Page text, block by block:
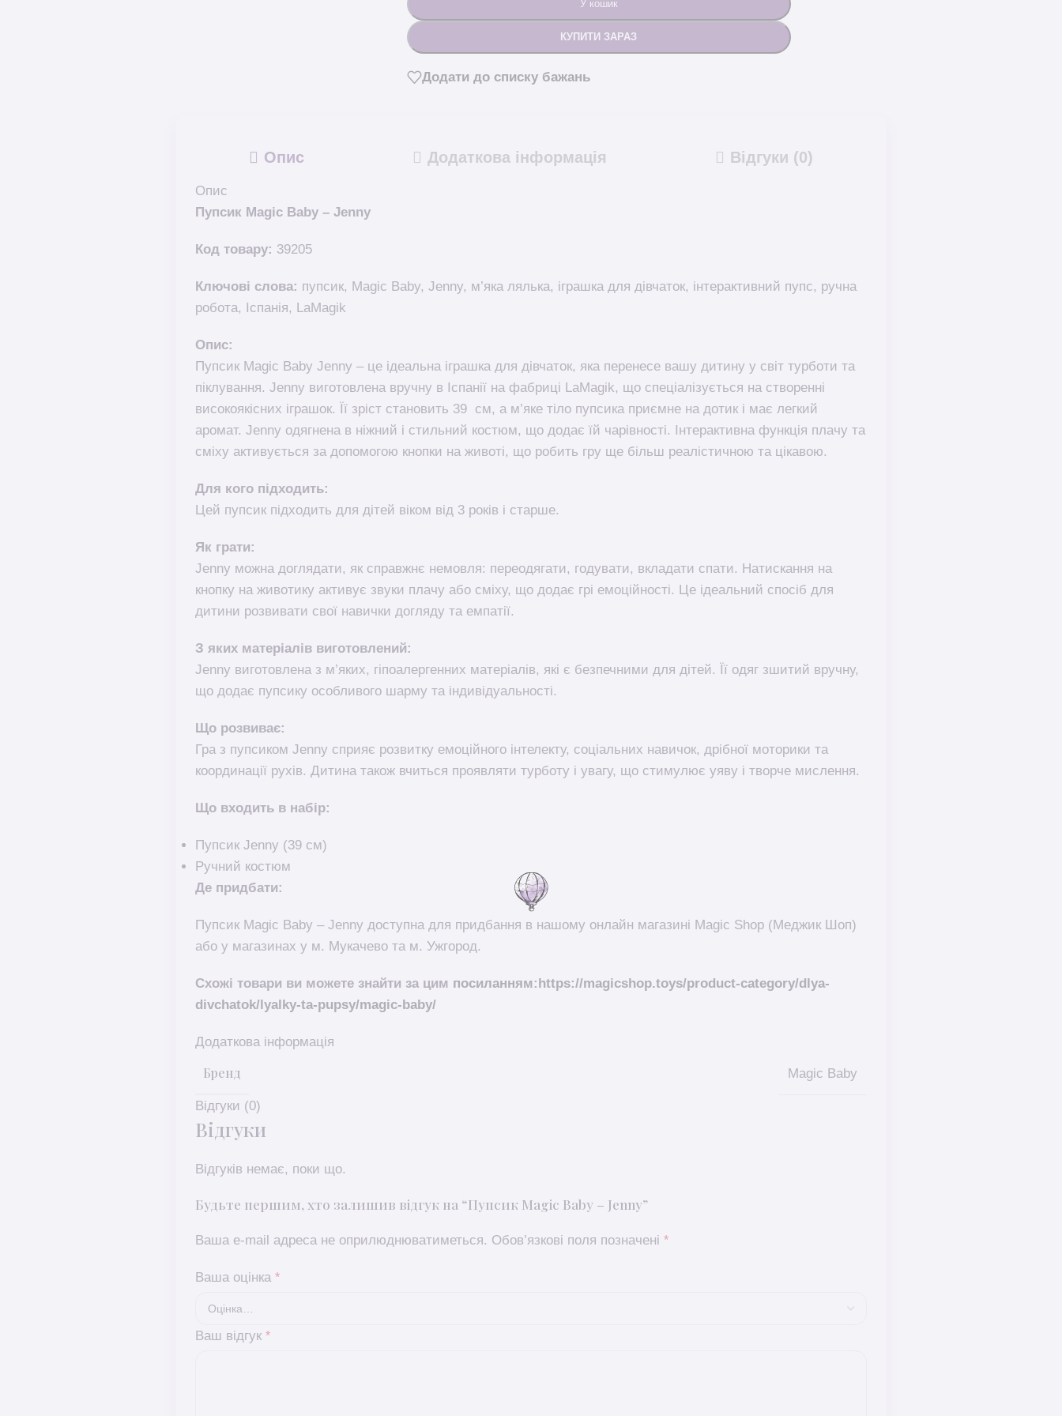
У кошик
КУПИТИ ЗАРАЗ
Додати до списку бажань
Опис Додаткова інформація Відгуки (0)
Опис
Пупсик Magic Baby – Jenny
Код товару: 39205
Ключові слова: пупсик, Magic Baby, Jenny, м’яка лялька, іграшка для дівчаток, інтерактивний пупс, ручна
робота, Іспанія, LaMagik
Опис:
Пупсик Magic Baby Jenny – це ідеальна іграшка для дівчаток, яка перенесе вашу дитину у світ турботи та
піклування. Jenny виготовлена вручну в Іспанії на фабриці LaMagik, що спеціалізується на створенні
високоякісних іграшок. Її зріст становить 39 см, а м’яке тіло пупсика приємне на дотик і має легкий
аромат. Jenny одягнена в ніжний і стильний костюм, що додає їй чарівності. Інтерактивна функція плачу та
сміху активується за допомогою кнопки на животі, що робить гру ще більш реалістичною та цікавою.
Для кого підходить:
Цей пупсик підходить для дітей віком від 3 років і старше.
Як грати:
Jenny можна доглядати, як справжнє немовля: переодягати, годувати, вкладати спати. Натискання на
кнопку на животику активує звуки плачу або сміху, що додає грі емоційності. Це ідеальний спосіб для
дитини розвивати свої навички догляду та емпатії.
З яких матеріалів виготовлений:
Jenny виготовлена з м’яких, гіпоалергенних матеріалів, які є безпечними для дітей. Її одяг зшитий вручну,
що додає пупсику особливого шарму та індивідуальності.
Що розвиває:
Гра з пупсиком Jenny сприяє розвитку емоційного інтелекту, соціальних навичок, дрібної моторики та
координації рухів. Дитина також вчиться проявляти турботу і увагу, що стимулює уяву і творче мислення.
Що входить в набір:
Пупсик Jenny (39 см)
Ручний костюм
Де придбати:
Пупсик Magic Baby – Jenny доступна для придбання в нашому онлайн магазині Magic Shop (Меджик Шоп)
або у магазинах у м. Мукачево та м. Ужгород.
Схожі товари ви можете знайти за цим посиланням:https://magicshop.toys/product-category/dlya-
divchatok/lyalky-ta-pupsy/magic-baby/
Додаткова інформація
Бренд Magic Baby
Відгуки (0)
Відгуки
Відгуків немає, поки що.
Будьте першим, хто залишив відгук на “Пупсик Magic Baby – Jenny”
Ваша e-mail адреса не оприлюднюватиметься. Обов’язкові поля позначені *
Ваша оцінка *
Ваш відгук *